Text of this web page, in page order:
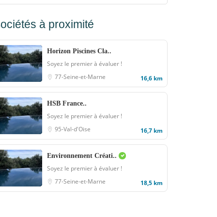
à proximité
Horizon Piscines Cla..
Soyez le premier à évaluer !
77-Seine-et-Marne
16,6 km
HSB France..
Soyez le premier à évaluer !
95-Val-d'Oise
16,7 km
Environnement Créati..
Soyez le premier à évaluer !
77-Seine-et-Marne
18,5 km